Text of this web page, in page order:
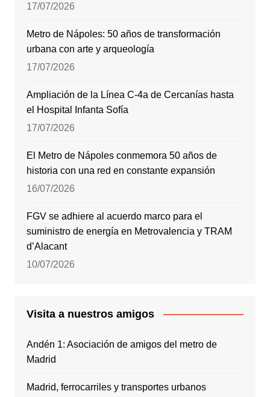
17/07/2026
Metro de Nápoles: 50 años de transformación
urbana con arte y arqueología
17/07/2026
Ampliación de la Línea C-4a de Cercanías hasta
el Hospital Infanta Sofía
17/07/2026
El Metro de Nápoles conmemora 50 años de
historia con una red en constante expansión
16/07/2026
FGV se adhiere al acuerdo marco para el
suministro de energía en Metrovalencia y TRAM
d’Alacant
10/07/2026
Visita a nuestros amigos
Andén 1: Asociación de amigos del metro de
Madrid
Madrid, ferrocarriles y transportes urbanos